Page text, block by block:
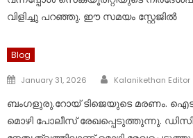
വിളിച്ചു പറഞ്ഞു. ഈ സമയം സ്റ്റേജിൽ
Blog
Posted
January 31, 2026 Author
Kalanikethan Editor
ബംഗളുരു.റോയ് ടിജെയുടെ മരണം.
മൊഴി പോലീസ് രേഖപ്പെടുത്തുന്നു.